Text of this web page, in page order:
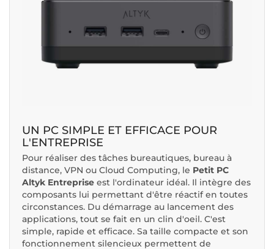
UN PC SIMPLE ET EFFICACE POUR
L'ENTREPRISE
Pour réaliser des tâches bureautiques, bureau à
distance, VPN ou Cloud Computing, le Petit PC
Altyk Entreprise est l'ordinateur idéal. Il intègre des
composants lui permettant d'être réactif en toutes
circonstances. Du démarrage au lancement des
applications, tout se fait en un clin d'oeil. C'est
simple, rapide et efficace. Sa taille compacte et son
fonctionnement silencieux permettent de